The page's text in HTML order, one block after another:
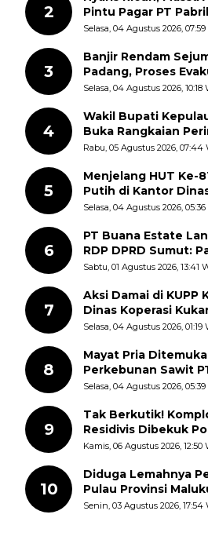
2
Pintu Pagar PT
Selasa, 04 Agustus 2026,
3
Banjir Rendam
Padang, Proses
Berlangsung
Selasa, 04 Agustus 2026, 10:18
4
Wakil Bupati
Buka Rangkaian
Kemerdekaan RI,
Rabu, 05 Agustus 2026, 07:44
5
Menjelang HUT Ke-
Putih di Kantor
Disorot Warga
Selasa, 04 Agustus 2026,
6
PT Buana Estate
RDP DPRD Sumut:
Batas Sepihak
Sabtu, 01 Agustus 2026, 13:41
7
Aksi Damai di KUPP
Dinas Koperasi
dan Kesempatan
Selasa, 04 Agustus 2026, 01:19
8
Mayat Pria
Perkebunan Sawit
Polisi Selidiki
Selasa, 04 Agustus 2026,
9
Tak Berkutik!
Residivis Dibekuk
Curanmor Di
Kamis, 06 Agustus 2026, 12:50
10
Diduga Lemahnya
Pulau Provinsi
Pungli terhadap
Senin, 03 Agustus 2026, 17:54